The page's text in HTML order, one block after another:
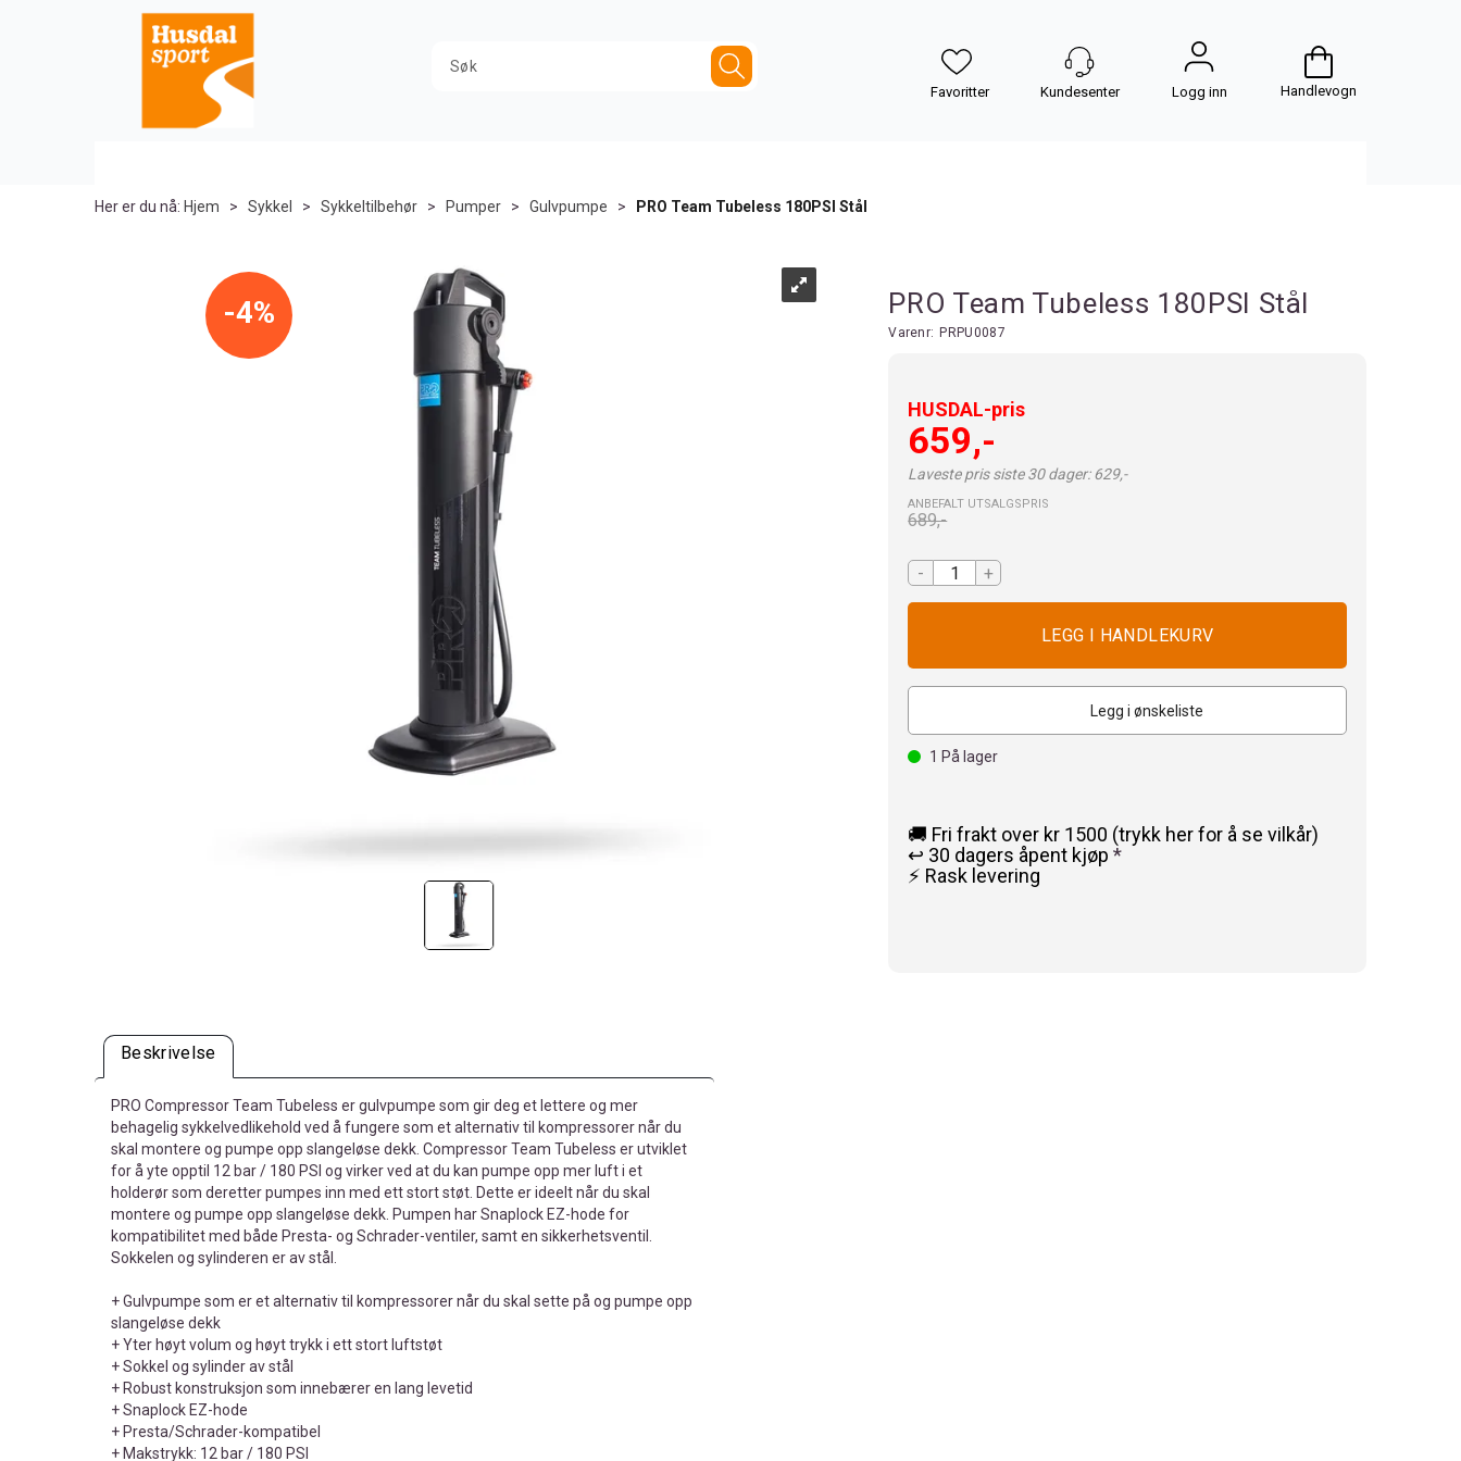
Logg inn Handlevogn
Her er du nå: Hjem > Sykkel > Sykkeltilbehør > Pumper > Gulvpumpe > PRO Team Tubeless 180PSI Stål
4% PRO Team Tubeless 180PSI Stål
Varenr: PRPU0087
HUSDAL-pris
659,-
Laveste pris siste 30 dager: 629,-
ANBEFALT UTSALGSPRIS
689,-
- +
Legg i ønskeliste
1 På lager
🚚 Fri frakt over kr 1500 (trykk her for å se vilkår)
↩️ 30 dagers åpent kjøp*
⚡ Rask levering
Beskrivelse
PRO Compressor Team Tubeless er gulvpumpe som gir deg et lettere og mer
behagelig sykkelvedlikehold ved å fungere som et alternativ til kompressorer når du
skal montere og pumpe opp slangeløse dekk. Compressor Team Tubeless er utviklet
for å yte opptil 12 bar / 180 PSI og virker ved at du kan pumpe opp mer luft i et
holderør som deretter pumpes inn med ett stort støt. Dette er ideelt når du skal
montere og pumpe opp slangeløse dekk. Pumpen har Snaplock EZ-hode for
kompatibilitet med både Presta- og Schrader-ventiler, samt en sikkerhetsventil.
Sokkelen og sylinderen er av stål.
+ Gulvpumpe som er et alternativ til kompressorer når du skal sette på og pumpe opp
slangeløse dekk
+ Yter høyt volum og høyt trykk i ett stort luftstøt
+ Sokkel og sylinder av stål
+ Robust konstruksjon som innebærer en lang levetid
+ Snaplock EZ-hode
+ Presta/Schrader-kompatibel
+ Makstrykk: 12 bar / 180 PSI